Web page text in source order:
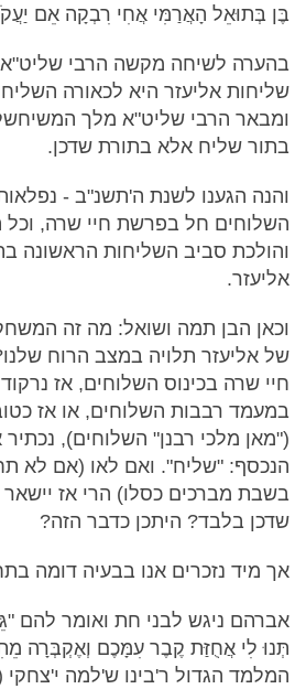
בֶּן בְּתוּאֵל הָאֲרַמִּי אֲחִי רִבְקָה אֵם
בהערה לשיחה מקשה הרבי
שליחות אליעזר היא לכאורה
ומבאר הרבי שליט"א מלך
בתור שליח אלא בתורת שדכן.
והנה הגענו לשנת ה'תשנ"ב -
השלוחים חל בפרשת חיי שרה,
והולכת סביב השליחות הראשונה
אליעזר.
וכאן הבן תמה ושואל: מה זה
של אליעזר תלויה במצב הרוח
במעמד רבבות השלוחים, או אז
("מאן מלכי רבנן" השלוחים),
הנכסף: "שליח". ואם לאו (אם לא
בשבת מברכים כסלו) הרי אז
שדכן בלבד? היתכן כדבר הזה?
אך מיד נזכרים אנו בבעיה דומה
אברהם ניגש לבני חת ואומר להם
תְּנוּ לִי אֲחֻזַּת קֶבֶר עִמָּכֶם וְאֶקְבְּרָה
המלמד הגדול ר'בינו ש'למה י'צחקי